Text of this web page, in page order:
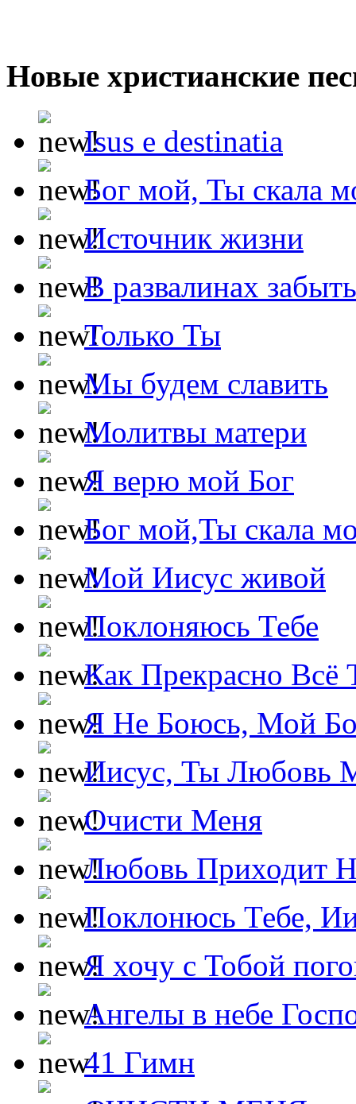
Новые христианские
Isus e destinatia
Бог мой, Ты скала
Источник жизни
В развалинах
Только Ты
Мы будем славить
Молитвы матери
Я верю мой Бог
Бог мой,Ты скала
Мой Иисус живой
Поклоняюсь Тебе
Как Прекрасно Всё
Я Не Боюсь, Мой
Иисус, Ты Любовь
Очисти Меня
Любовь Приходит
Поклонюсь Тебе,
Я хочу с Тобой
Ангелы в небе
41 Гимн